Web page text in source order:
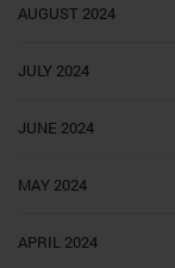
AUGUST 2024
JULY 2024
JUNE 2024
MAY 2024
APRIL 2024